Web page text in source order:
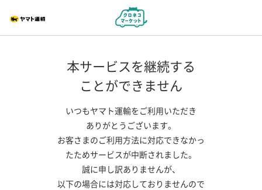
本サービスを継続する
ことができません
いつもヤマト運輸をご利用いただき
ありがとうございます。
お客さまのご利用方法に対応できなかっ
たためサービスが中断されました。
誠に申し訳ありませんが、
以下の場合には対応しておりませんので